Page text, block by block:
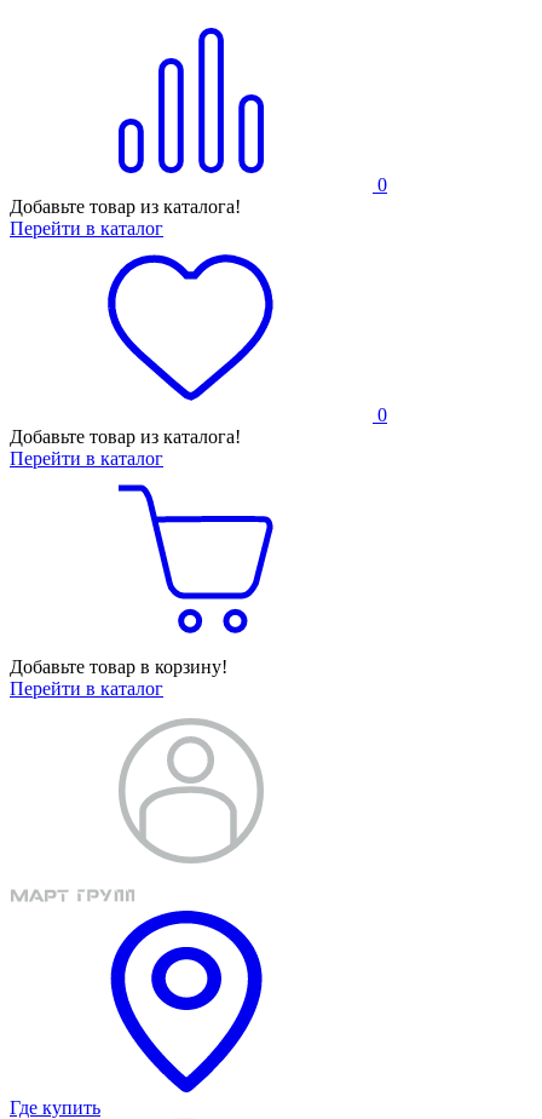
0
Добавьте товар из каталога!
Перейти в каталог
0
Добавьте товар из каталога!
Перейти в каталог
Добавьте товар в корзину!
Перейти в каталог
Где купить